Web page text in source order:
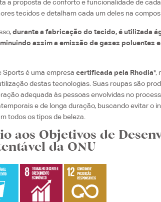
a proposta de conforto e funcionalidade de
tecidos e detalham cada um deles na
durante a fabricação do tecido, é utilizada
assim a emissão de gases poluentes
Sports é uma empresacertificada pela Rhodia*,
destas tecnologias. Suas roupas são
adequada às pessoas envolvidas no
e de longa duração, buscando evitar o
todos os tipos de beleza.
aos Objetivos de
da ONU